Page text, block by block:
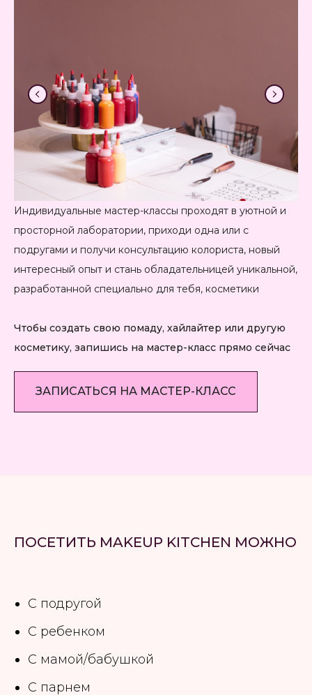
Индивидуальные мастер-классы проходят в уютной и
просторной лаборатории, приходи одна или с
подругами и получи консультацию колориста, новый
интересный опыт и стань обладательницей уникальной,
разработанной специально для тебя, косметики
Чтобы создать свою помаду, хайлайтер или другую
косметику, запишись на мастер-класс прямо сейчас
ЗАПИСАТЬСЯ НА МАСТЕР-КЛАСС
ПОСЕТИТЬ MAKEUP KITCHEN МОЖНО
С подругой
С ребенком
С мамой/бабушкой
С парнем